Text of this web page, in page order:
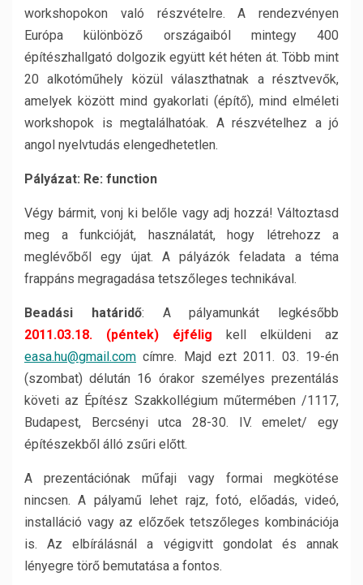
workshopokon való részvételre. A rendezvényen
Európa különböző országaiból mintegy 400
építészhallgató dolgozik együtt két héten át. Több mint
20 alkotóműhely közül választhatnak a résztvevők,
amelyek között mind gyakorlati (építő), mind elméleti
workshopok is megtalálhatóak. A részvételhez a jó
angol nyelvtudás elengedhetetlen.
Pályázat: Re: function
Végy bármit, vonj ki belőle vagy adj hozzá! Változtasd
meg a funkcióját, használatát, hogy létrehozz a
meglévőből egy újat. A pályázók feladata a téma
frappáns megragadása tetszőleges technikával.
Beadási határidő: A pályamunkát legkésőbb
2011.03.18. (péntek) éjfélig kell elküldeni az
easa.hu@gmail.com címre. Majd ezt 2011. 03. 19-én
(szombat) délután 16 órakor személyes prezentálás
követi az Építész Szakkollégium műtermében /1117,
Budapest, Bercsényi utca 28-30. IV. emelet/ egy
építészekből álló zsűri előtt.
A prezentációnak műfaji vagy formai megkötése
nincsen. A pályamű lehet rajz, fotó, előadás, videó,
installáció vagy az előzőek tetszőleges kombinációja
is. Az elbírálásnál a végigvitt gondolat és annak
lényegre törő bemutatása a fontos.